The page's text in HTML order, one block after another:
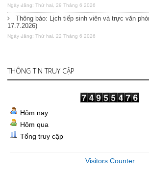
Ngày đăng: Thứ hai, 29 Tháng 6 2026
Thông báo: Lịch tiếp sinh viên và trực văn
17.7.2026)
Ngày đăng: Thứ hai, 22 Tháng 6 2026
THÔNG TIN TRUY CẬP
Hôm nay
Hôm qua
Tổng truy cập
Visitors Counter